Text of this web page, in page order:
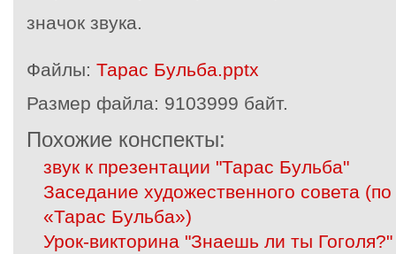
значок звука.
Файлы: Тарас Бульба.pptx
Размер файла: 9103999 байт.
Похожие конспекты:
звук к презентации "Тарас Бульба"
Заседание художественного совета
«Тарас Бульба»)
Урок-викторина "Знаешь ли ты Гоголя?"